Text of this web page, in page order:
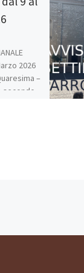
2026
–
secondo